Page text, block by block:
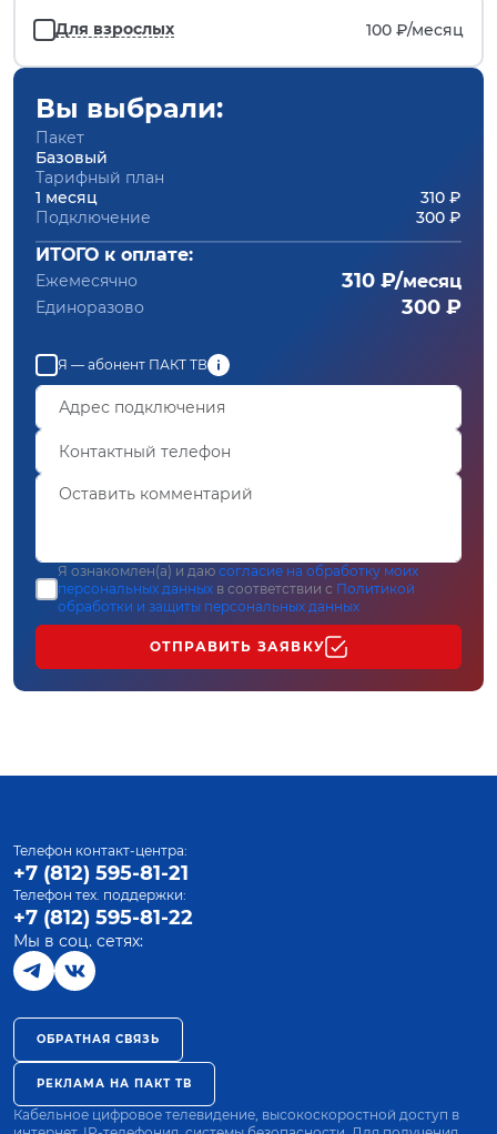
Для взрослых 100 ₽/месяц
Вы выбрали:
Пакет
Базовый
Тарифный план
1 месяц
310 ₽
Подключение
300 ₽
ИТОГО к оплате:
Ежемесячно 310 ₽/месяц
Единоразово 300 ₽
Я — абонент ПАКТ ТВ
Я ознакомлен(а) и даю согласие на обработку моих
персональных данных в соответствии с Политикой
обработки и защиты персональных данных
ОТПРАВИТЬ ЗАЯВКУ
Телефон контакт-центра:
+7 (812) 595-81-21
Телефон тех. поддержки:
+7 (812) 595-81-22
Мы в соц. сетях:
ОБРАТНАЯ СВЯЗЬ
РЕКЛАМА НА ПАКТ ТВ
Кабельное цифровое телевидение, высокоскоростной доступ в